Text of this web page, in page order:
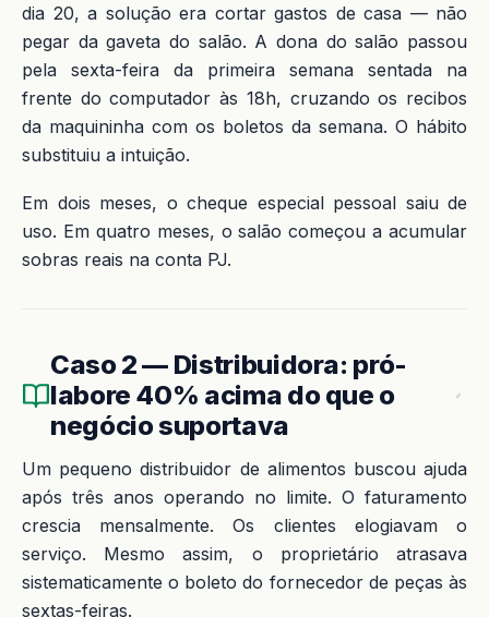
dia 20, a solução era cortar gastos de casa — não
pegar da gaveta do salão. A dona do salão passou
pela sexta-feira da primeira semana sentada na
frente do computador às 18h, cruzando os recibos
da maquininha com os boletos da semana. O hábito
substituiu a intuição.
Em dois meses, o cheque especial pessoal saiu de
uso. Em quatro meses, o salão começou a acumular
sobras reais na conta PJ.
Caso 2 — Distribuidora: pró-
labore 40% acima do que o
negócio suportava
Um pequeno distribuidor de alimentos buscou ajuda
após três anos operando no limite. O faturamento
crescia mensalmente. Os clientes elogiavam o
serviço. Mesmo assim, o proprietário atrasava
sistematicamente o boleto do fornecedor de peças às
sextas-feiras.